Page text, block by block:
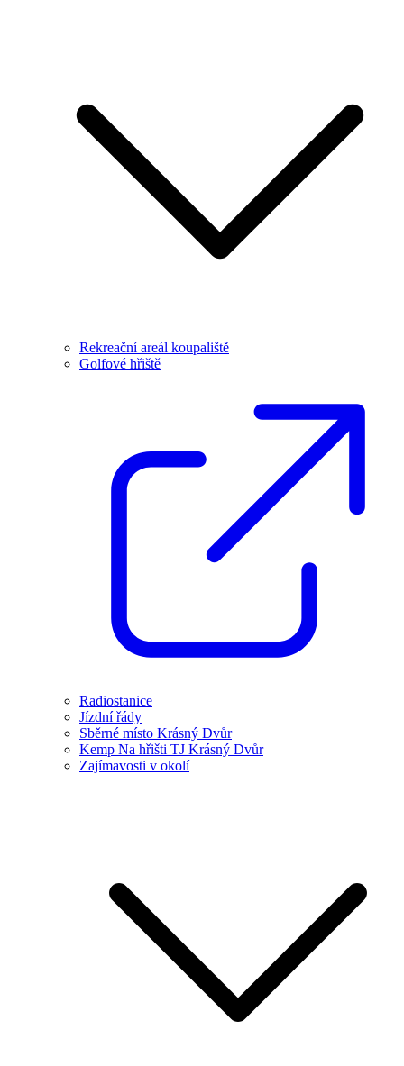
Rekreační areál koupaliště
Golfové hřiště
Radiostanice
Jízdní řády
Sběrné místo Krásný Dvůr
Kemp Na hřišti TJ Krásný Dvůr
Zajímavosti v okolí